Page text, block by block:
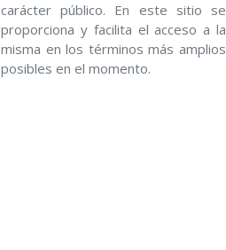
carácter público. En este sitio se
proporciona y facilita el acceso a la
misma en los términos más amplios
posibles en el momento.